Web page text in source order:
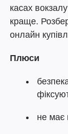
касах
краще.
онлайн
Плюси
не має